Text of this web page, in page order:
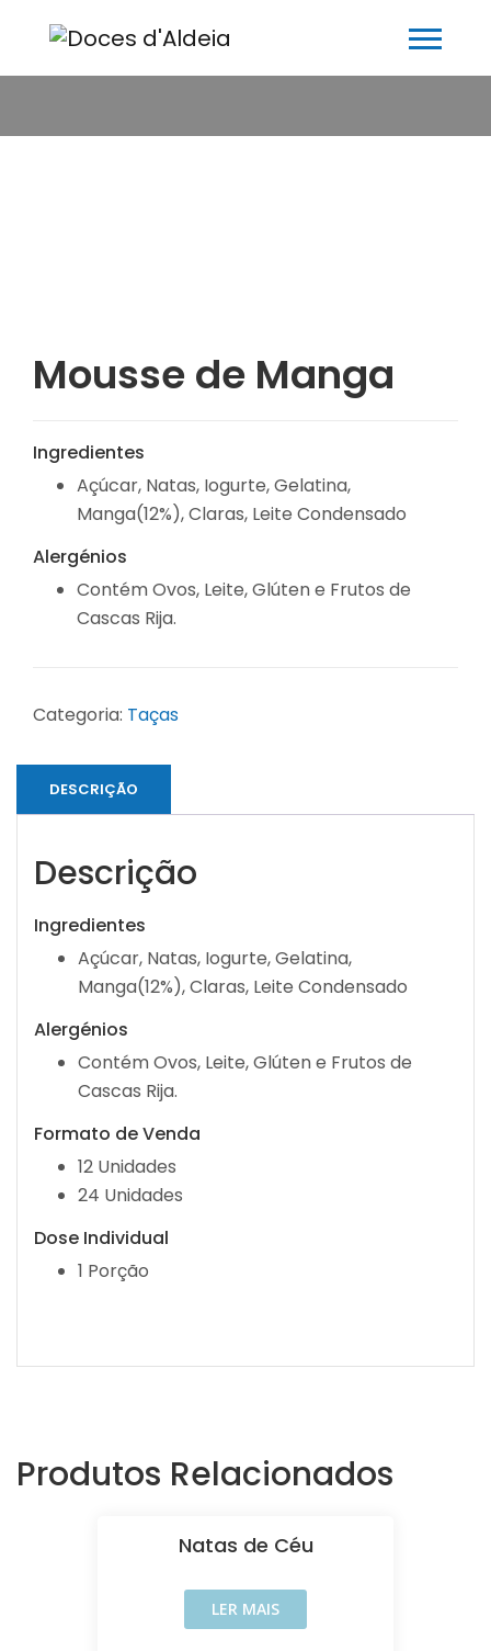
Mousse de Manga
Ingredientes
Açúcar, Natas, Iogurte, Gelatina,
Manga(12%), Claras, Leite Condensado
Alergénios
Contém Ovos, Leite, Glúten e Frutos de
Cascas Rija.
Categoria: Taças
DESCRIÇÃO
Descrição
Ingredientes
Açúcar, Natas, Iogurte, Gelatina,
Manga(12%), Claras, Leite Condensado
Alergénios
Contém Ovos, Leite, Glúten e Frutos de
Cascas Rija.
Formato de Venda
12 Unidades
24 Unidades
Dose Individual
1 Porção
Produtos Relacionados
Natas de Céu
LER MAIS